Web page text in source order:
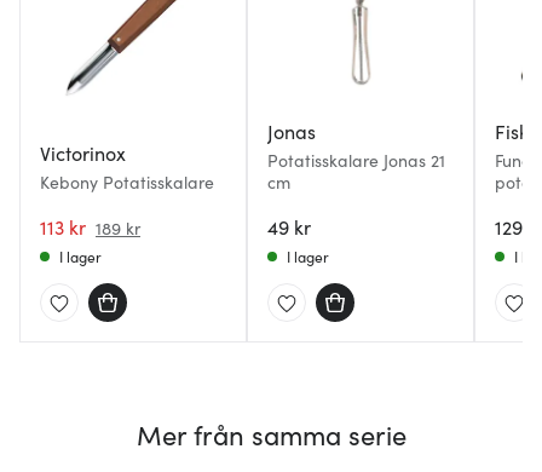
Victorinox
Kebony Potatisskalare
113 kr 189 kr
I lager
Jonas
Potatisskalare Jonas 21
cm
49 kr
I lager
129
I
Mer från samma serie